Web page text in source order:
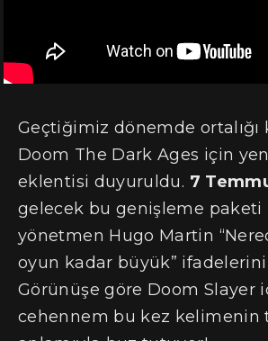
Geçtiğimiz dönemde ortalığı
Doom The Dark Ages için
eklentisi duyuruldu. 7
gelecek bu genişleme paketi
yönetmen Hugo Martin
oyun kadar büyük” ifadelerini
Görünüşe göre Doom Slayer
cehennem bu kez kelimenin